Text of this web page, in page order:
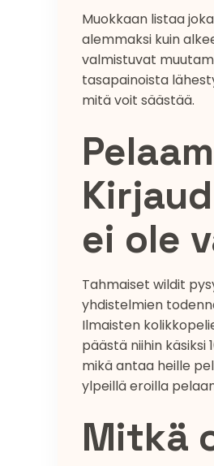
Muokkaan listaa
alemmaksi kuin
valmistuvat
tasapainoista
mitä voit säästää.
ei ole
Tahmaiset wildit
yhdistelmien
Ilmaisten
päästä niihin
mikä antaa heille
ylpeillä eroilla
Mitkä